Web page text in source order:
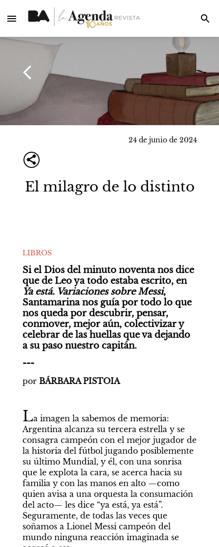
24 de junio de 2024
El milagro de lo distinto
LIBROS
Si el Dios del minuto noventa nos dice
que de Leo ya todo estaba escrito, en
Ya está. Variaciones sobre Messi,
Santamarina nos guía por todo lo que
nos queda por descubrir, pensar,
conmover, mejor aún, colectivizar y
celebrar de las huellas que va dejando
a su paso nuestro capitán.
---
por BÁRBARA PISTOIA
La imagen la sabemos de memoria:
Argentina alcanza su tercera estrella y se
consagra campeón con el mejor jugador de
la historia del fútbol jugando posiblemente
su último Mundial, y él, con una sonrisa
que le explota la cara, se acerca hacia su
familia y con las manos en alto —como
quien avisa a una orquesta la consumación
del acto— les dice “ya está, ya está”.
Seguramente, de todas las veces que
soñamos a Lionel Messi campeón del
mundo ninguna reacción imaginada se